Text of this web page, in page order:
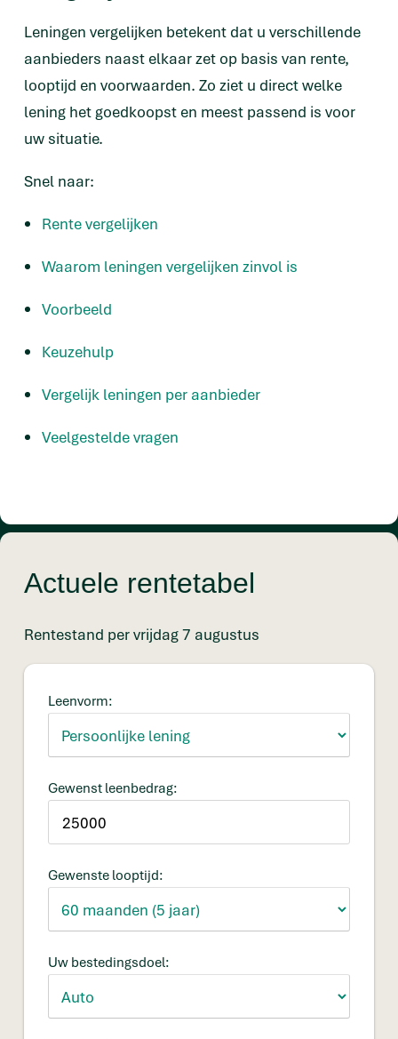
Leningen vergelijken betekent dat u verschillende
aanbieders naast elkaar zet op basis van rente,
looptijd en voorwaarden. Zo ziet u direct welke
lening het goedkoopst en meest passend is voor
uw situatie.
Snel naar:
Rente vergelijken
Waarom leningen vergelijken zinvol is
Voorbeeld
Keuzehulp
Vergelijk leningen per aanbieder
Veelgestelde vragen
Actuele rentetabel
Rentestand per vrijdag 7 augustus
Leenvorm:
Gewenst leenbedrag:
Gewenste looptijd:
Uw bestedingsdoel: